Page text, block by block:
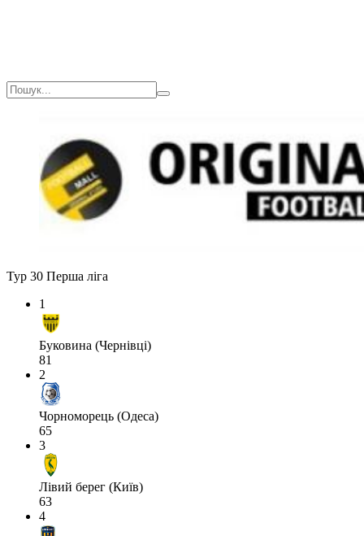
Тур 30 Перша ліга
1
Буковина (Чернівці)
81
2
Чорноморець (Одеса)
65
3
Лівий берег (Київ)
63
4